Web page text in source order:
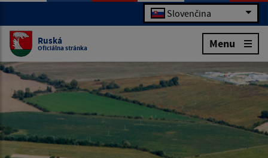
Slovenčina
Ruská
Oficiálna stránka Menu